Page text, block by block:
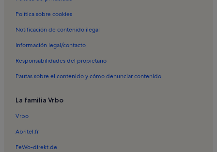
Alquileres vacacionales en Karting de Almancil
Alquileres vacacionales en Mercado Gitano de Loulé
Alquileres vacacionales en Mercado municipal de Loulé
Alquileres vacacionales en Paintarena Portugal
Política sobre cookies
Notificación de contenido ilegal
Información legal/contacto
Responsabilidades del propietario
Pautas sobre el contenido y cómo denunciar contenido
La familia Vrbo
Vrbo
Abritel.fr
FeWo-direkt.de